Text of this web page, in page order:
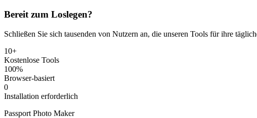
Bereit zum Loslegen?
Schließen Sie sich tausenden von Nutzern an, die unseren Tools für ihre
10+
Kostenlose Tools
100%
Browser-basiert
0
Installation erforderlich
Passport Photo Maker